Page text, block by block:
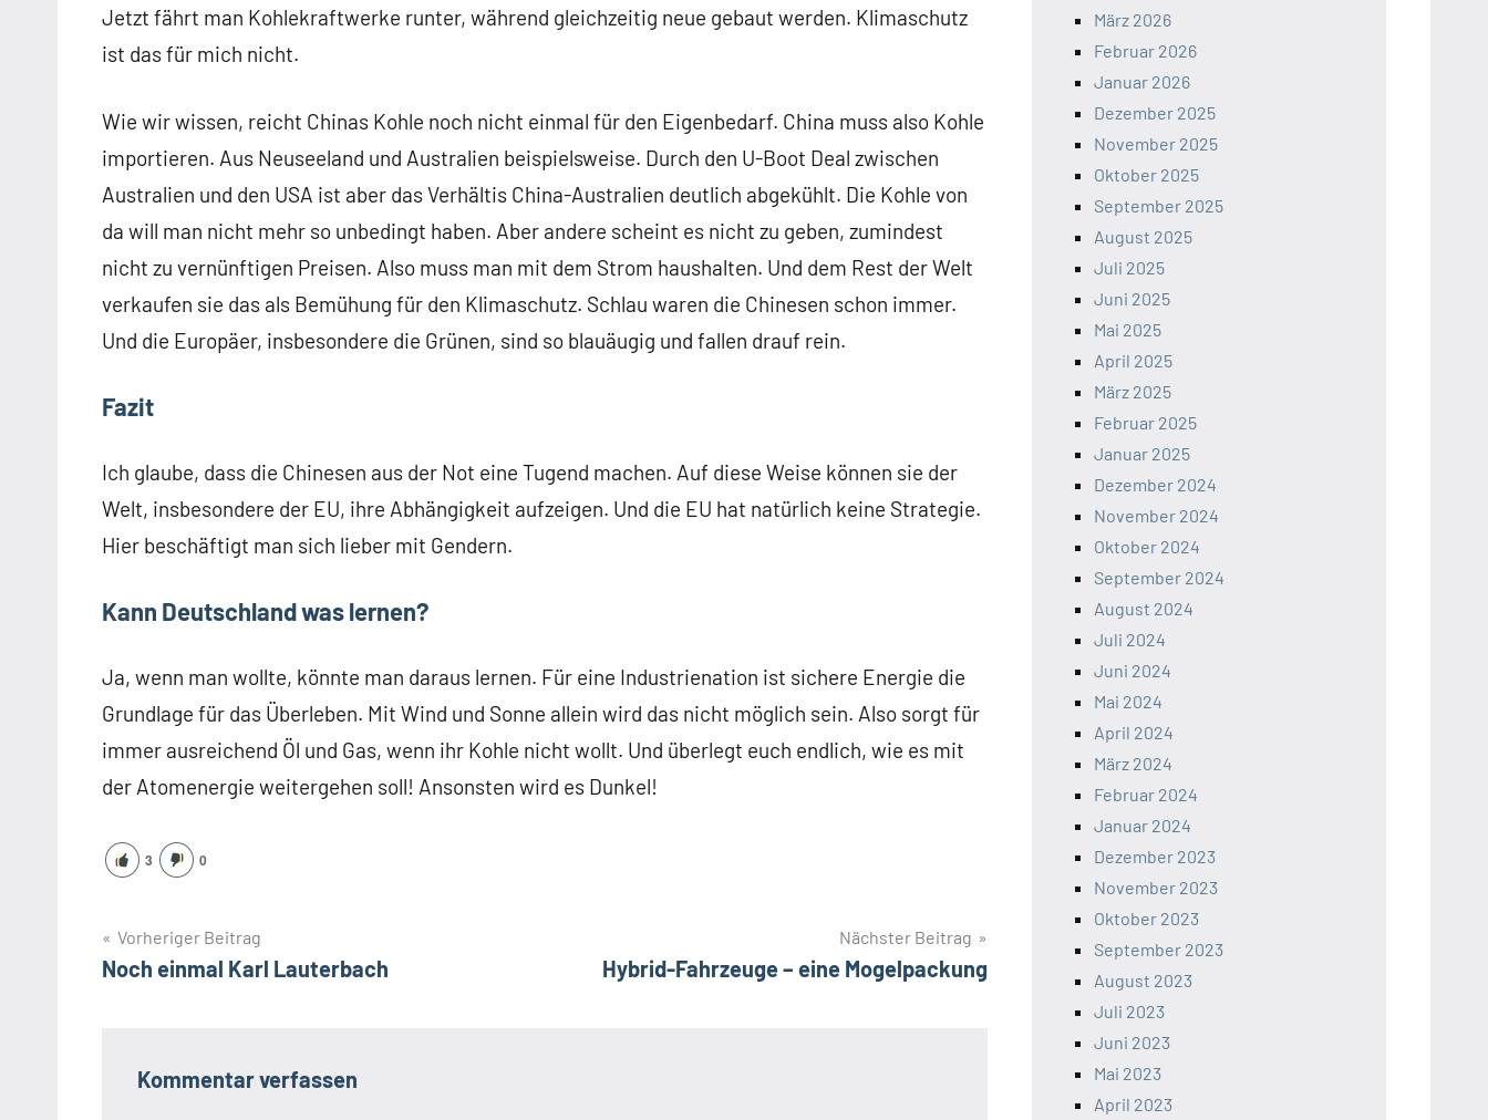
Jetzt fährt man Kohlekraftwerke runter, während gleichzeitig neue gebaut werden. Klimaschutz
ist das für mich nicht.
Wie wir wissen, reicht Chinas Kohle noch nicht einmal für den Eigenbedarf. China muss also Kohle
importieren. Aus Neuseeland und Australien beispielsweise. Durch den U-Boot Deal zwischen
Australien und den USA ist aber das Verhältis China-Australien deutlich abgekühlt. Die Kohle von
da will man nicht mehr so unbedingt haben. Aber andere scheint es nicht zu geben, zumindest
nicht zu vernünftigen Preisen. Also muss man mit dem Strom haushalten. Und dem Rest der Welt
verkaufen sie das als Bemühung für den Klimaschutz. Schlau waren die Chinesen schon immer.
Und die Europäer, insbesondere die Grünen, sind so blauäugig und fallen drauf rein.
Fazit
Ich glaube, dass die Chinesen aus der Not eine Tugend machen. Auf diese Weise können sie der
Welt, insbesondere der EU, ihre Abhängigkeit aufzeigen. Und die EU hat natürlich keine Strategie.
Hier beschäftigt man sich lieber mit Gendern.
Kann Deutschland was lernen?
Ja, wenn man wollte, könnte man daraus lernen. Für eine Industrienation ist sichere Energie die
Grundlage für das Überleben. Mit Wind und Sonne allein wird das nicht möglich sein. Also sorgt für
immer ausreichend Öl und Gas, wenn ihr Kohle nicht wollt. Und überlegt euch endlich, wie es mit
der Atomenergie weitergehen soll! Ansonsten wird es Dunkel!
3 0
Beitragsnavigation
Vorheriger Beitrag
Noch einmal Karl Lauterbach
Nächster Beitrag
Hybrid-Fahrzeuge – eine Mogelpackung
Kommentar verfassen
März 2026
Februar 2026
Januar 2026
Dezember 2025
November 2025
Oktober 2025
September 2025
August 2025
Juli 2025
Juni 2025
Mai 2025
April 2025
März 2025
Februar 2025
Januar 2025
Dezember 2024
November 2024
Oktober 2024
September 2024
August 2024
Juli 2024
Juni 2024
Mai 2024
April 2024
März 2024
Februar 2024
Januar 2024
Dezember 2023
November 2023
Oktober 2023
September 2023
August 2023
Juli 2023
Juni 2023
Mai 2023
April 2023